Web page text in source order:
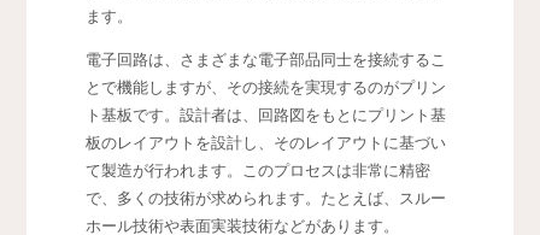
ます。
電子回路は、さまざまな電子部品同士を接続するこ
とで機能しますが、その接続を実現するのがプリン
ト基板です。設計者は、回路図をもとにプリント基
板のレイアウトを設計し、そのレイアウトに基づい
て製造が行われます。このプロセスは非常に精密
で、多くの技術が求められます。たとえば、スルー
ホール技術や表面実装技術などがあります。